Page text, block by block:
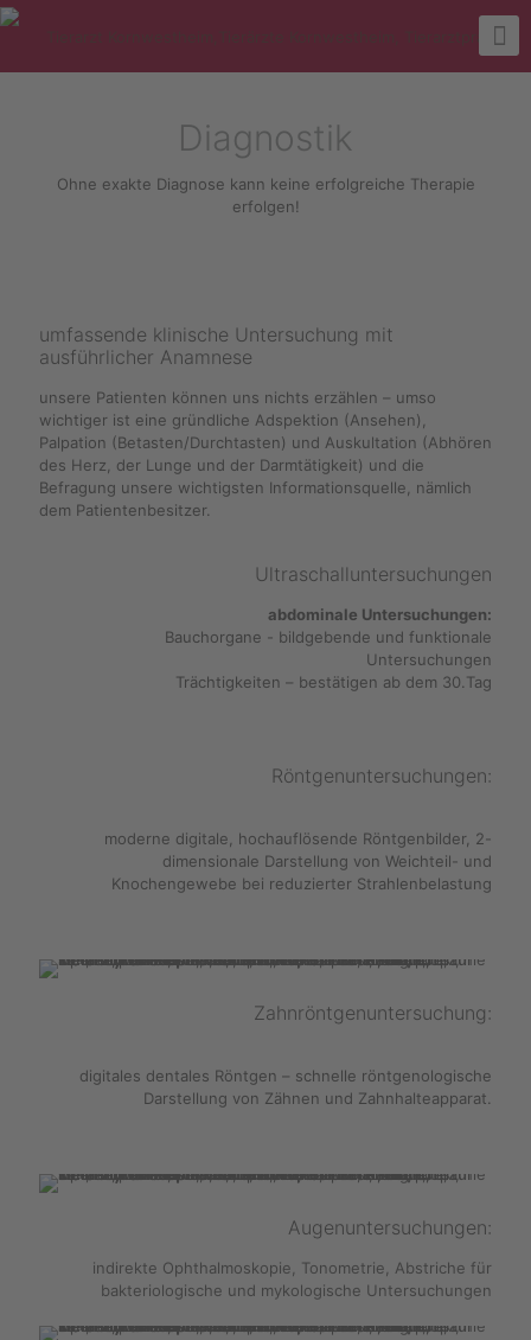
Diagnostik
Ohne exakte Diagnose kann keine erfolgreiche Therapie
erfolgen!
umfassende klinische Untersuchung mit
ausführlicher Anamnese
unsere Patienten können uns nichts erzählen – umso
wichtiger ist eine gründliche Adspektion (Ansehen),
Palpation (Betasten/Durchtasten) und Auskultation (Abhören
des Herz, der Lunge und der Darmtätigkeit) und die
Befragung unsere wichtigsten Informationsquelle, nämlich
dem Patientenbesitzer.
Ultraschalluntersuchungen
abdominale Untersuchungen:
Bauchorgane - bildgebende und funktionale
Untersuchungen
Trächtigkeiten – bestätigen ab dem 30.Tag
Röntgenuntersuchungen:
moderne digitale, hochauflösende Röntgenbilder, 2-
dimensionale Darstellung von Weichteil- und
Knochengewebe bei reduzierter Strahlenbelastung
Zahnröntgenuntersuchung:
digitales dentales Röntgen – schnelle röntgenologische
Darstellung von Zähnen und Zahnhalteapparat.
Augenuntersuchungen:
indirekte Ophthalmoskopie, Tonometrie, Abstriche für
bakteriologische und mykologische Untersuchungen